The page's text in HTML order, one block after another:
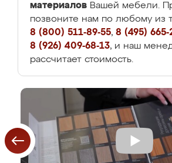
материалов Вашей мебели.
позвоните нам по любому из
8 (800) 511-89-55, 8 (495) 665-
8 (926) 409-68-13, и наш
рассчитает стоимость.